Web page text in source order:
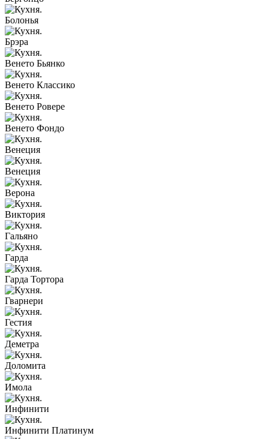
Болонья
Брэра
Венето Бьянко
Венето Классико
Венето Ровере
Венето Фондо
Венеция
Венеция
Верона
Виктория
Гальяно
Гарда
Гарда Тортора
Гварнери
Гестия
Деметра
Доломита
Имола
Инфинити
Инфинити Платинум